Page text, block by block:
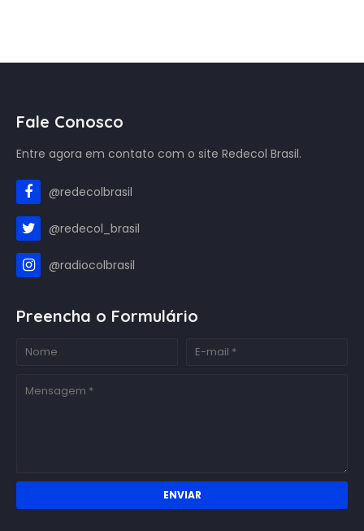
Fale Conosco
Entre agora em contato com o site Redecol Brasil.
@redecolbrasil
@redecol_brasil
@radiocolbrasil
Preencha o Formulário